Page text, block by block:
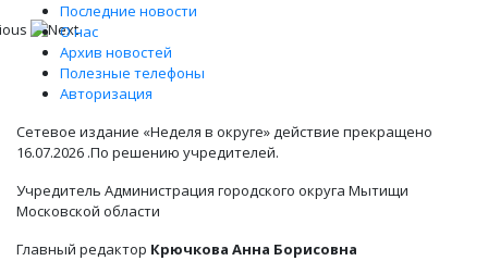
Последние новости
О нас
Архив новостей
Полезные телефоны
Авторизация
Сетевое издание «Неделя в округе» действие прекращено
16.07.2026 .По решению учредителей.
Учредитель Администрация городского округа Мытищи
Московской области
Главный редактор Крючкова Анна Борисовна